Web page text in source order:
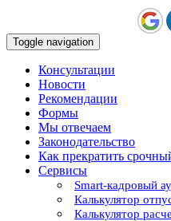
Toggle navigation
Консультации
Новости
Рекомендации
Формы
Мы отвечаем
Законодательство
Как прекратить
Сервисы
Smart-кадровый
Калькулятор
Калькулятор